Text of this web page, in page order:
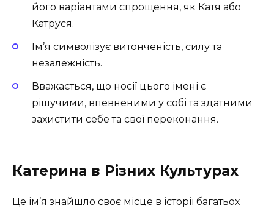
його варіантами спрощення, як Катя або
Катруся.
Ім’я символізує витонченість, силу та
незалежність.
Вважається, що носії цього імені є
рішучими, впевненими у собі та здатними
захистити себе та свої переконання.
Катерина в Різних Культурах
Це ім’я знайшло своє місце в історії багатьох